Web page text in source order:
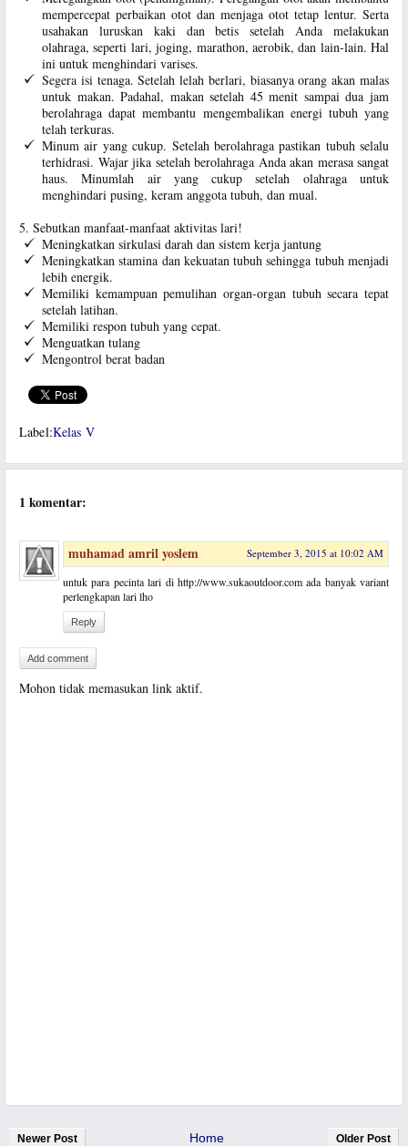
mempercepat perbaikan otot dan menjaga otot tetap lentur. Serta
usahakan luruskan kaki dan betis setelah Anda melakukan
olahraga, seperti lari, joging, marathon, aerobik, dan lain-lain. Hal
ini untuk menghindari varises.
Segera isi tenaga. Setelah lelah berlari, biasanya orang akan malas
untuk makan. Padahal, makan setelah 45 menit sampai dua jam
berolahraga dapat membantu mengembalikan energi tubuh yang
telah terkuras.
Minum air yang cukup. Setelah berolahraga pastikan tubuh selalu
terhidrasi. Wajar jika setelah berolahraga Anda akan merasa sangat
haus. Minumlah air yang cukup setelah olahraga untuk
menghindari pusing, keram anggota tubuh, dan mual.
5. Sebutkan manfaat-manfaat aktivitas lari!
Meningkatkan sirkulasi darah dan sistem kerja jantung
Meningkatkan stamina dan kekuatan tubuh sehingga tubuh menjadi
lebih energik.
Memiliki kemampuan pemulihan organ-organ tubuh secara tepat
setelah latihan.
Memiliki respon tubuh yang cepat.
Menguatkan tulang
Mengontrol berat badan
Label:Kelas V
1 komentar:
muhamad amril yoslem September 3, 2015 at 10:02 AM
untuk para pecinta lari di http://www.sukaoutdoor.com ada banyak variant
perlengkapan lari lho
Reply
Add comment
Mohon tidak memasukan link aktif.
Newer Post Older Post
Home